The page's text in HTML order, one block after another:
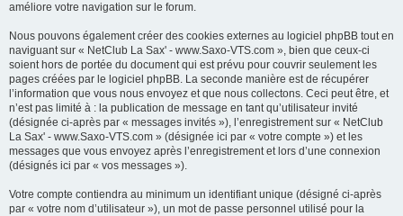
améliore votre navigation sur le forum.
Nous pouvons également créer des cookies externes au logiciel phpBB tout en
naviguant sur « NetClub La Sax' - www.Saxo-VTS.com », bien que ceux-ci
soient hors de portée du document qui est prévu pour couvrir seulement les
pages créées par le logiciel phpBB. La seconde manière est de récupérer
l’information que vous nous envoyez et que nous collectons. Ceci peut être, et
n’est pas limité à : la publication de message en tant qu’utilisateur invité
(désignée ci-après par « messages invités »), l’enregistrement sur « NetClub
La Sax' - www.Saxo-VTS.com » (désignée ici par « votre compte ») et les
messages que vous envoyez après l’enregistrement et lors d’une connexion
(désignés ici par « vos messages »).
Votre compte contiendra au minimum un identifiant unique (désigné ci-après
par « votre nom d’utilisateur »), un mot de passe personnel utilisé pour la